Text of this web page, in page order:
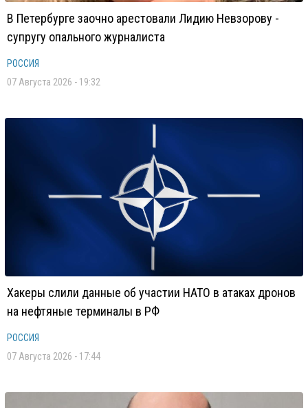
В Петербурге заочно арестовали Лидию Невзорову -
супругу опального журналиста
РОССИЯ
07 Августа 2026 - 19:32
Хакеры слили данные об участии НАТО в атаках дронов
на нефтяные терминалы в РФ
РОССИЯ
07 Августа 2026 - 17:44